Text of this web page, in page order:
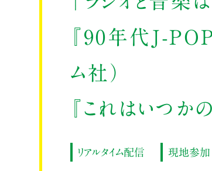
『90年代J-
ム社）
『これはいつ
リアルタイム配信 現地参加